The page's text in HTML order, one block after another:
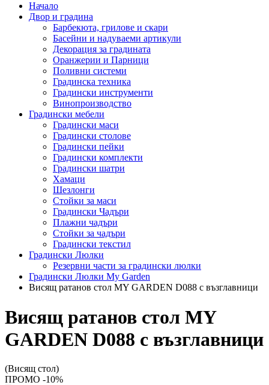
Начало
Двор и градина
Барбекюта, грилове и скари
Басейни и надуваеми артикули
Декорация за градината
Оранжерии и Парници
Поливни системи
Градинска техника
Градински инструменти
Винопроизводство
Градински мебели
Градински маси
Градински столове
Градински пейки
Градински комплекти
Градински шатри
Хамаци
Шезлонги
Стойки за маси
Градински Чадъри
Плажни чадъри
Стойки за чадъри
Градински текстил
Градински Люлки
Резервни части за градински люлки
Градински Люлки My Garden
Висящ ратанов стол MY GARDEN D088 с възглавници
Висящ ратанов стол MY
GARDEN D088 с възглавници
(Висящ стол)
ПРОМО -10%